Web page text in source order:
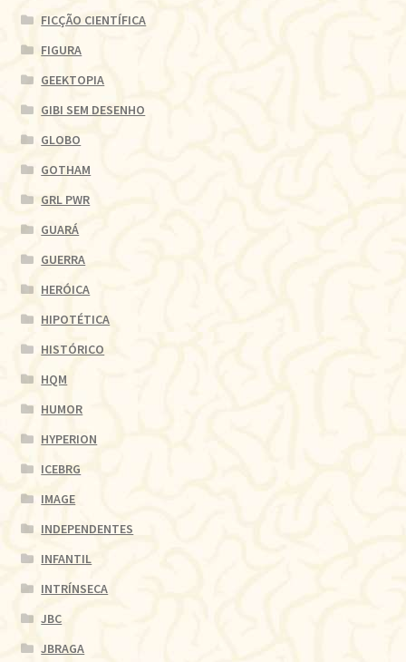
FICÇÃO CIENTÍFICA
FIGURA
GEEKTOPIA
GIBI SEM DESENHO
GLOBO
GOTHAM
GRL PWR
GUARÁ
GUERRA
HERÓICA
HIPOTÉTICA
HISTÓRICO
HQM
HUMOR
HYPERION
ICEBRG
IMAGE
INDEPENDENTES
INFANTIL
INTRÍNSECA
JBC
JBRAGA